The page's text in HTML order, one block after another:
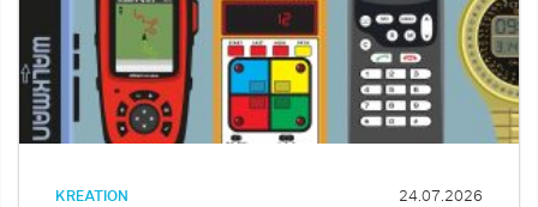
KREATION 24.07.2026